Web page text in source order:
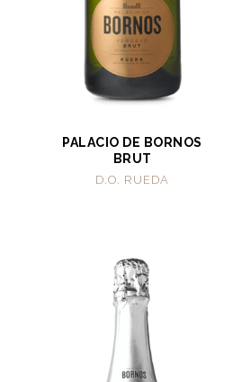
PALACIO DE BORNOS
BRUT
D.O. RUEDA